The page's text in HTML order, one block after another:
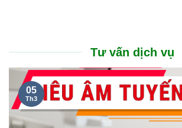
Tư vấn dịch vụ
05
Th3